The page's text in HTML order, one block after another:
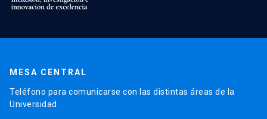
MESA CENTRAL
Teléfono para comunicarse con las distintas áreas de la
Universidad.